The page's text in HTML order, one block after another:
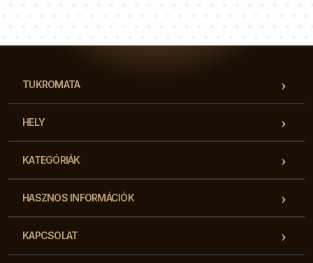
TUKROMATA
HELY
KATEGÓRIÁK
HASZNOS INFORMÁCIÓK
KAPCSOLAT